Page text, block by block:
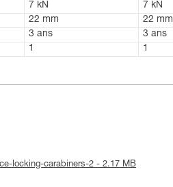
7 kN 7 kN
22 mm 22 mm
3 ans 3 ans
1 1
locking-carabiners-2 - 2.17 MB